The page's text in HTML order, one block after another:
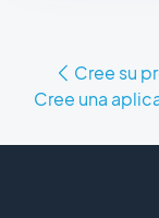
Cree su
Cree una